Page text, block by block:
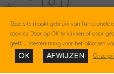
'Deze site maakt gebruik van functionele
cookies. Door op OK te klikken of door
geeft u toestemming voor het plaatsen
OK AFWIJZEN Onze